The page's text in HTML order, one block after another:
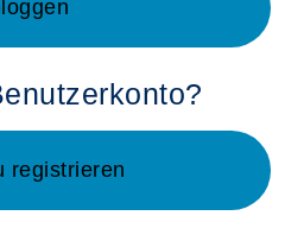
für Kursleitende im
registrieren